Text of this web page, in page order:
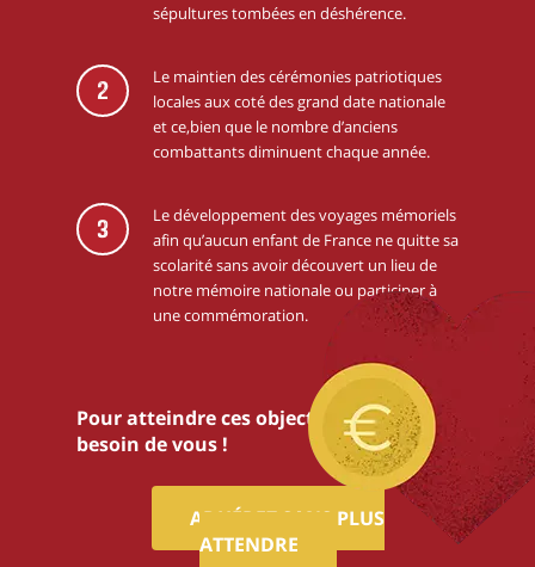
sépultures tombées en déshérence.
2
Le maintien des cérémonies patriotiques
locales aux coté des grand date nationale
et ce,bien que le nombre d’anciens
combattants diminuent chaque année.
3
Le développement des voyages mémoriels
afin qu’aucun enfant de France ne quitte sa
scolarité sans avoir découvert un lieu de
notre mémoire nationale ou participer à
une commémoration.
Pour atteindre ces objectifs,nous avons
besoin de vous !
ADHÉREZ SANS PLUS
ATTENDRE